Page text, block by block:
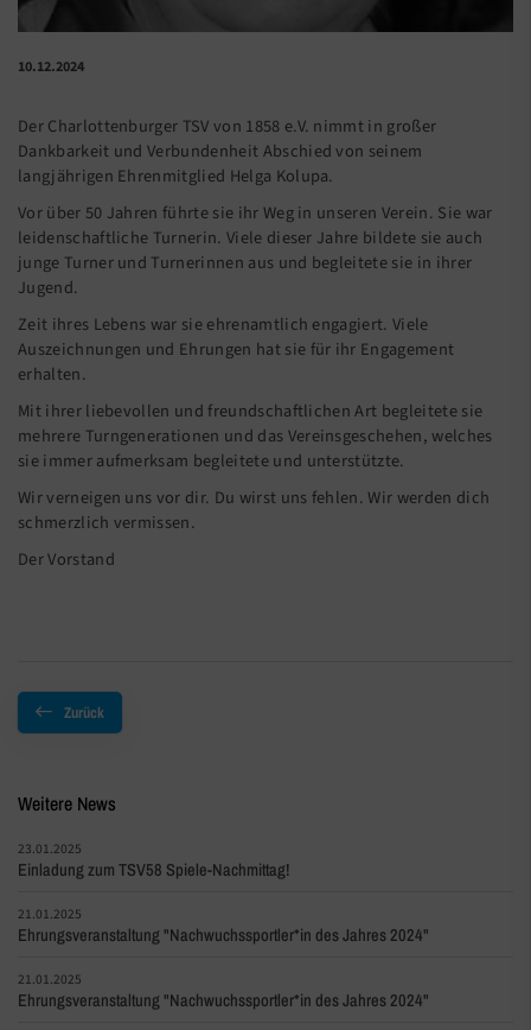
10.12.2024
Der Charlottenburger TSV von 1858 e.V. nimmt in großer
Dankbarkeit und Verbundenheit Abschied von seinem
langjährigen Ehrenmitglied Helga Kolupa.
Vor über 50 Jahren führte sie ihr Weg in unseren Verein. Sie war
leidenschaftliche Turnerin. Viele dieser Jahre bildete sie auch
junge Turner und Turnerinnen aus und begleitete sie in ihrer
Jugend.
Zeit ihres Lebens war sie ehrenamtlich engagiert. Viele
Auszeichnungen und Ehrungen hat sie für ihr Engagement
erhalten.
Mit ihrer liebevollen und freundschaftlichen Art begleitete sie
mehrere Turngenerationen und das Vereinsgeschehen, welches
sie immer aufmerksam begleitete und unterstützte.
Wir verneigen uns vor dir. Du wirst uns fehlen. Wir werden dich
schmerzlich vermissen.
Der Vorstand
Zurück
Weitere News
23.01.2025
Einladung zum TSV58 Spiele-Nachmittag!
21.01.2025
Ehrungsveranstaltung "Nachwuchssportler*in des Jahres 2024"
21.01.2025
Ehrungsveranstaltung "Nachwuchssportler*in des Jahres 2024"